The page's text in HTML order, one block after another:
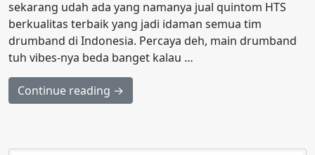
sekarang udah ada yang namanya jual quintom HTS
berkualitas terbaik yang jadi idaman semua tim
drumband di Indonesia. Percaya deh, main drumband
tuh vibes-nya beda banget kalau …
Continue reading →